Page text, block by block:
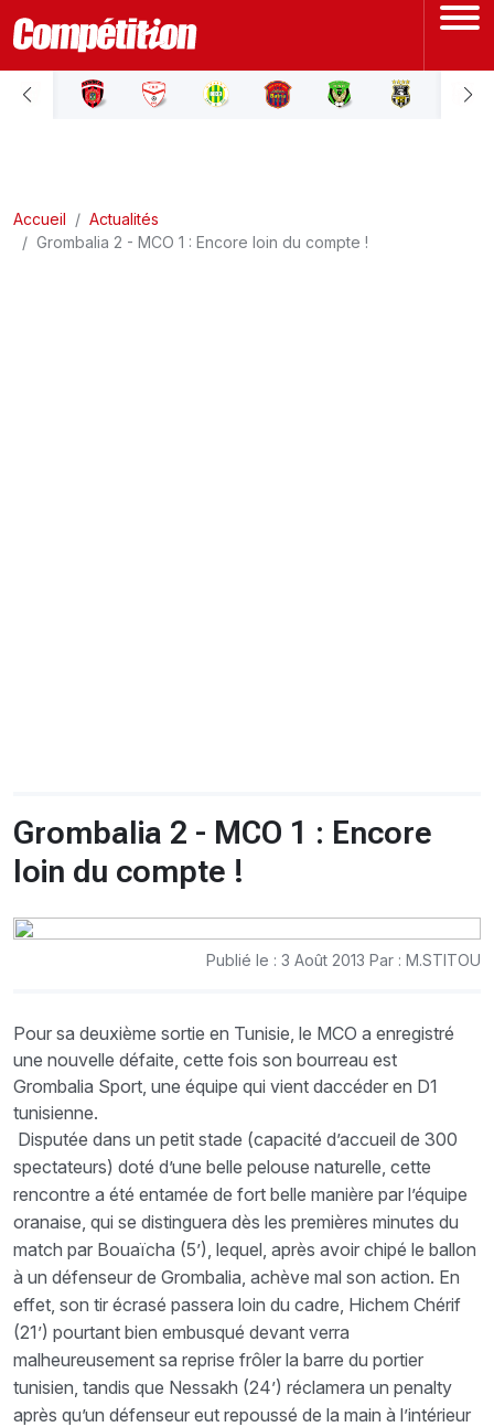
ACCUEIL
LIGUE 2
Accueil
Actualités
Grombalia 2 - MCO 1 : Encore loin du compte !
Grombalia 2 - MCO 1 : Encore
loin du compte !
Publié le : 3 Août 2013 Par : M.STITOU
Pour sa deuxième sortie en Tunisie, le MCO a enregistré
une nouvelle défaite, cette fois son bourreau est
Grombalia Sport, une équipe qui vient daccéder en D1
tunisienne.
Disputée dans un petit stade (capacité d’accueil de 300
spectateurs) doté d’une belle pelouse naturelle, cette
rencontre a été entamée de fort belle manière par l’équipe
oranaise, qui se distinguera dès les premières minutes du
match par Bouaïcha (5’), lequel, après avoir chipé le ballon
à un défenseur de Grombalia, achève mal son action. En
effet, son tir écrasé passera loin du cadre, Hichem Chérif
(21’) pourtant bien embusqué devant verra
malheureusement sa reprise frôler la barre du portier
tunisien, tandis que Nessakh (24’) réclamera un penalty
après qu’un défenseur eut repoussé de la main à l’intérieur